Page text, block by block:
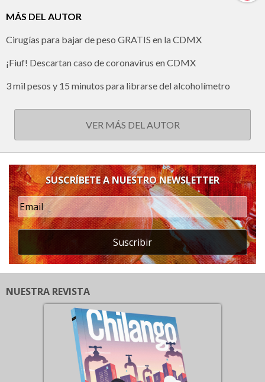
MÁS DEL AUTOR
Cirugías para bajar de peso GRATIS en la CDMX
¡Fiuf! Descartan caso de coronavirus en CDMX
3 mil pesos y 15 minutos para librarse del alcoholímetro
VER MÁS DEL AUTOR
SUSCRÍBETE A NUESTRO NEWSLETTER
Suscribir
NUESTRA REVISTA